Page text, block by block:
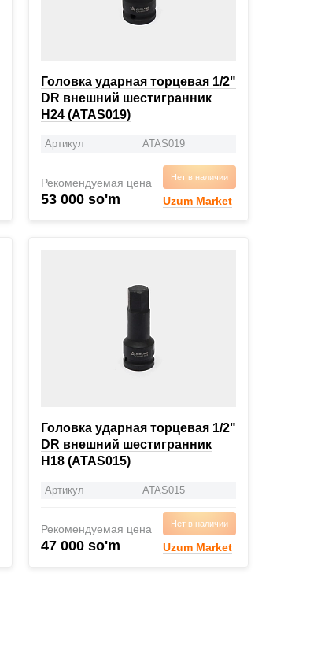
Головка ударная торцевая 1/2"
DR внешний шестигранник
H24 (ATAS019)
Артикул ATAS019
Рекомендуемая цена
53 000 so'm
Нет в наличии
Uzum Market
Головка ударная торцевая 1/2"
DR внешний шестигранник
H18 (ATAS015)
Артикул ATAS015
Рекомендуемая цена
47 000 so'm
Нет в наличии
Uzum Market